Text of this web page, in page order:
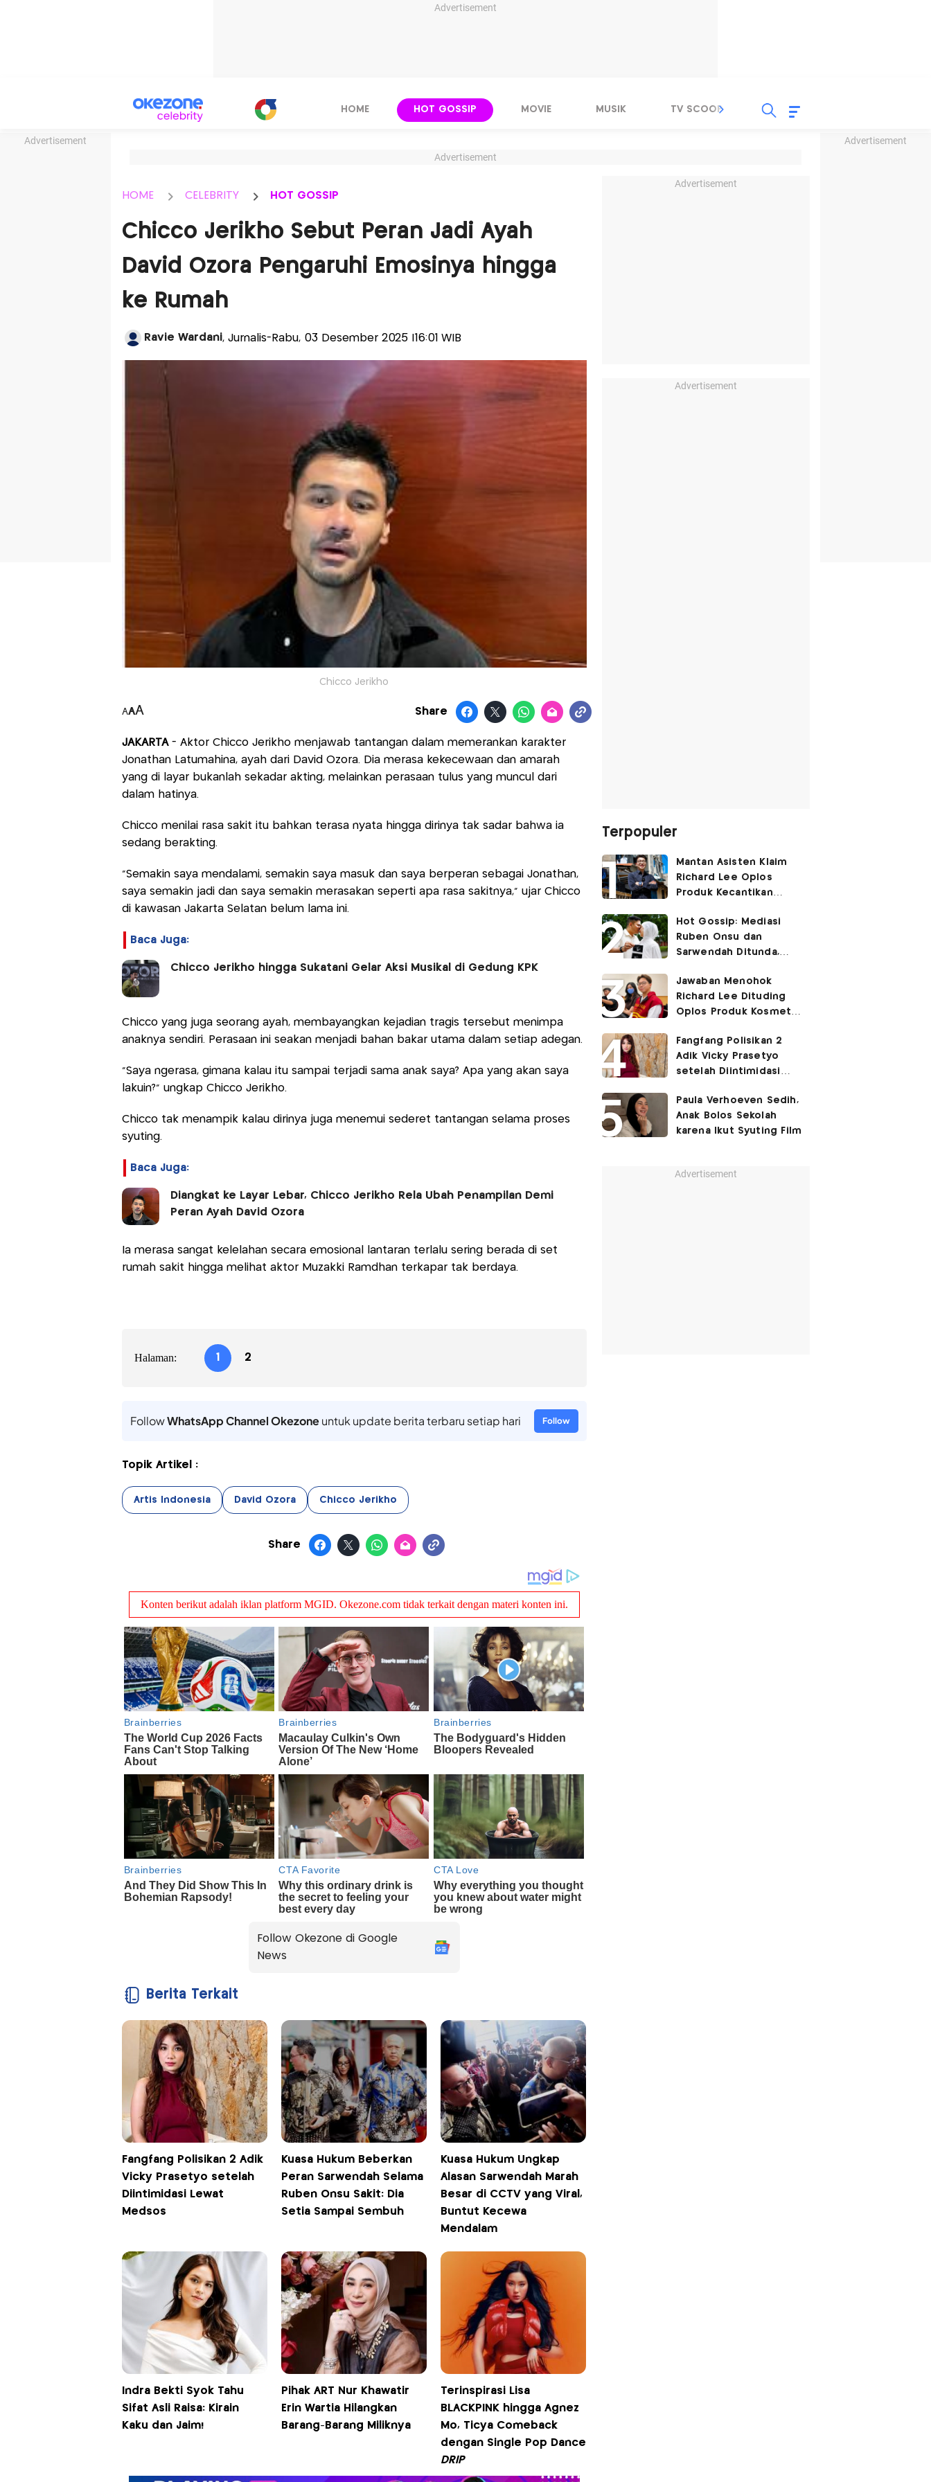
Advertisement
Advertisement Advertisement
HOME HOT GOSSIP MOVIE MUSIK TV SCOOP LIRIK
Advertisement
HOME CELEBRITY HOT GOSSIP
Chicco Jerikho Sebut Peran Jadi Ayah
David Ozora Pengaruhi Emosinya hingga
ke Rumah
Ravie Wardani, Jurnalis-Rabu, 03 Desember 2025 |16:01 WIB
Chicco Jerikho
AAA Share
JAKARTA - Aktor Chicco Jerikho menjawab tantangan dalam memerankan karakter
Jonathan Latumahina, ayah dari David Ozora. Dia merasa kekecewaan dan amarah
yang di layar bukanlah sekadar akting, melainkan perasaan tulus yang muncul dari
dalam hatinya.
Chicco menilai rasa sakit itu bahkan terasa nyata hingga dirinya tak sadar bahwa ia
sedang berakting.
"Semakin saya mendalami, semakin saya masuk dan saya berperan sebagai Jonathan,
saya semakin jadi dan saya semakin merasakan seperti apa rasa sakitnya," ujar Chicco
di kawasan Jakarta Selatan belum lama ini.
Baca Juga:
Chicco Jerikho hingga Sukatani Gelar Aksi Musikal di Gedung KPK
Chicco yang juga seorang ayah, membayangkan kejadian tragis tersebut menimpa
anaknya sendiri. Perasaan ini seakan menjadi bahan bakar utama dalam setiap adegan.
"Saya ngerasa, gimana kalau itu sampai terjadi sama anak saya? Apa yang akan saya
lakuin?" ungkap Chicco Jerikho.
Chicco tak menampik kalau dirinya juga menemui sederet tantangan selama proses
syuting.
Baca Juga:
Diangkat ke Layar Lebar, Chicco Jerikho Rela Ubah Penampilan Demi
Peran Ayah David Ozora
Ia merasa sangat kelelahan secara emosional lantaran terlalu sering berada di set
rumah sakit hingga melihat aktor Muzakki Ramdhan terkapar tak berdaya.
Halaman: 1 2
FollowWhatsApp Channel Okezoneuntuk update berita terbaru setiap hari Follow
Topik Artikel :
Artis Indonesia David Ozora Chicco Jerikho
Share
Follow Okezone di Google
News
Berita Terkait
Fangfang Polisikan 2 Adik
Vicky Prasetyo setelah
Diintimidasi Lewat
Medsos
Kuasa Hukum Beberkan
Peran Sarwendah Selama
Ruben Onsu Sakit: Dia
Setia Sampai Sembuh
Kuasa Hukum Ungkap
Alasan Sarwendah Marah
Besar di CCTV yang Viral,
Buntut Kecewa
Mendalam
Indra Bekti Syok Tahu
Sifat Asli Raisa: Kirain
Kaku dan Jaim!
Pihak ART Nur Khawatir
Erin Wartia Hilangkan
Barang-Barang Miliknya
Terinspirasi Lisa
BLACKPINK hingga Agnez
Mo, Ticya Comeback
dengan Single Pop Dance
DRIP
Advertisement
Advertisement
Terpopuler
Mantan Asisten Klaim
Richard Lee Oplos
Produk Kecantikan
ke Ani-Ani
Hot Gossip: Mediasi
Ruben Onsu dan
Sarwendah Ditunda,
Ketiga
Jawaban Menohok
Richard Lee Dituding
Oplos Produk Kosmetik
Fangfang Polisikan 2
Adik Vicky Prasetyo
setelah Diintimidasi
Paula Verhoeven Sedih,
Anak Bolos Sekolah
karena Ikut Syuting Film
Advertisement